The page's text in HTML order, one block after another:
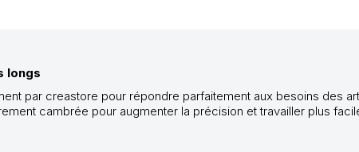
longs
par creastore pour répondre parfaitement aux besoins des
cambrée pour augmenter la précision et travailler plus